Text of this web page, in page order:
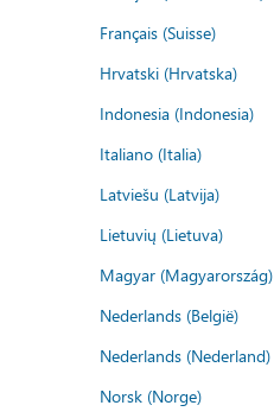
Français (Suisse)
Hrvatski (Hrvatska)
Indonesia (Indonesia)
Italiano (Italia)
Latviešu (Latvija)
Lietuvių (Lietuva)
Magyar (Magyarország)
Nederlands (België)
Nederlands (Nederland)
Norsk (Norge)